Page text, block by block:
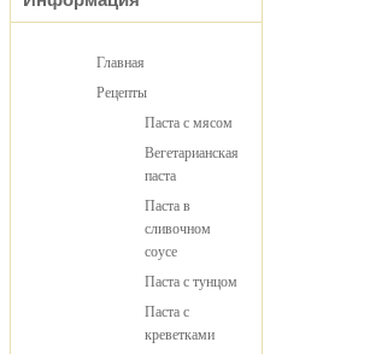
Главная
Рецепты
Паста с мясом
Вегетарианская
паста
Паста в
сливочном
соусе
Паста с тунцом
Паста с
креветками